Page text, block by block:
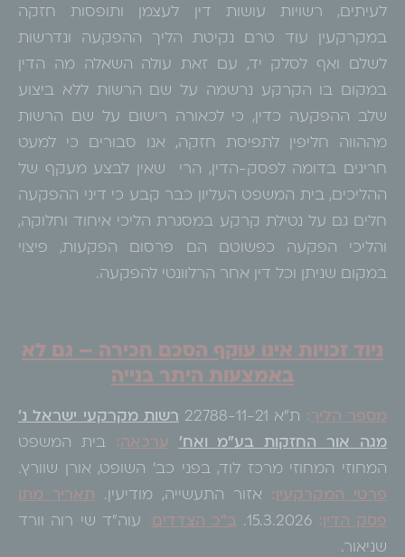
לעיתים, רשויות עושות דין לעצמן ותופסות חזקה
במקרקעין עוד טרם נקיטת הליך ההפקעה ונדרשות
לשלם ואף לסלק יד, עם זאת עולה השאלה מה הדין
במקום בו הקרקע נרשמה על שם הרשות ללא ביצוע
שלב ההפקעה כדין, כי לכאורה רישום על שם הרשות
מההווה חליפין לתפיסת חזקה, אנו סבורים כי למעט
חריגים בדומה לפסק-הדין, הרי שאין לבצע מעקף של
ההליכים, בית המשפט העליון כבר קבע כי דיני ההפקעה
חלים גם על נטילת קרקע במסגרת הליכי איחוד וחלוקה,
והליכי הפקעה כפשוטם הם פרסום הפקעות, פיצוי
במקום שניתן וכל דין אחר הרלוונטי להפקעה.
ניוד זכויות אינו עוקף הסכם חכירה – גם לא
באמצעות היתר בנייה
מספר הליך: ת"א 22788-11-21
רשות מקרקעי ישראל נ'
מגה אור החזקות בע"מ ואח'
ערכאה: בית המשפט
המחוזי המחוזי מרכז לוד, בפני כב' השופט, אורן שוורץ.
פרטי המקרקעין : אזור התעשייה, מודיעין. תאריך מתן
פסק הדין :
15.3.2026. ב"כ הצדדים:
עוה"ד שי רוה וורד
שניאור.